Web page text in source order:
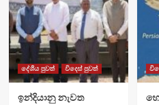
දේශීය පුවත් විදෙස් පුවත්
ඉන්දියානු නැවත